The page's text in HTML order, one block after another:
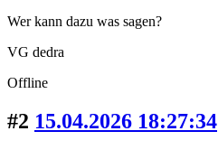
Wer kann dazu was sagen?
VG dedra
Offline
#2 15.04.2026 18:27:34